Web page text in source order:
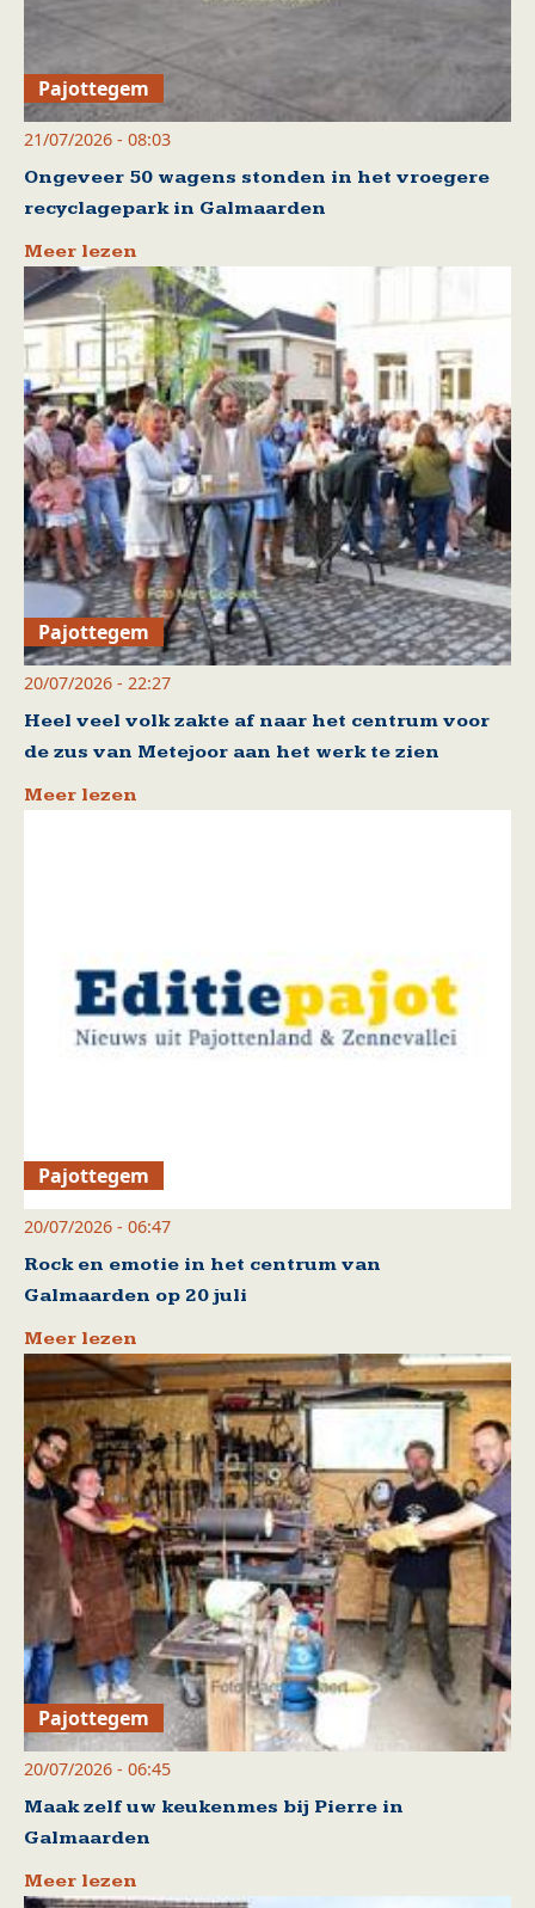
Pajottegem
21/07/2026 - 08:03
Ongeveer 50 wagens stonden in het vroegere
recyclagepark in Galmaarden
Meer lezen
Pajottegem
20/07/2026 - 22:27
Heel veel volk zakte af naar het centrum voor
de zus van Metejoor aan het werk te zien
Meer lezen
Pajottegem
20/07/2026 - 06:47
Rock en emotie in het centrum van
Galmaarden op 20 juli
Meer lezen
Pajottegem
20/07/2026 - 06:45
Maak zelf uw keukenmes bij Pierre in
Galmaarden
Meer lezen